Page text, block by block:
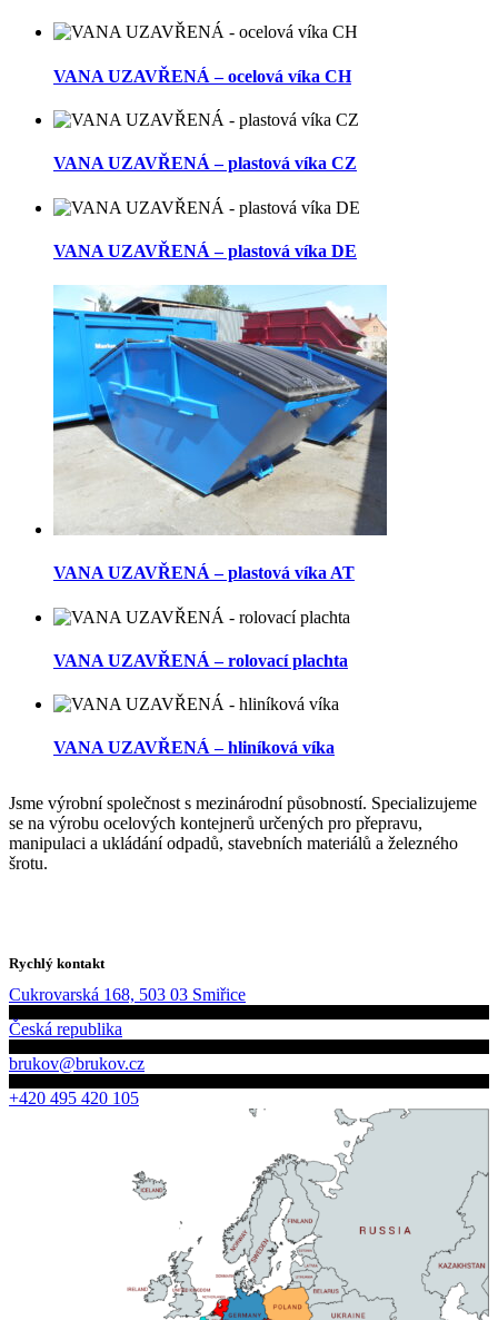
VANA UZAVŘENÁ – ocelová víka CH
VANA UZAVŘENÁ – plastová víka CZ
VANA UZAVŘENÁ – plastová víka DE
VANA UZAVŘENÁ – plastová víka AT
VANA UZAVŘENÁ – rolovací plachta
VANA UZAVŘENÁ – hliníková víka
Jsme výrobní společnost s mezinárodní působností. Specializujeme
se na výrobu ocelových kontejnerů určených pro přepravu,
manipulaci a ukládání odpadů, stavebních materiálů a železného
šrotu.
Rychlý kontakt
Cukrovarská 168, 503 03 Smiřice
Česká republika
brukov@brukov.cz
+420 495 420 105